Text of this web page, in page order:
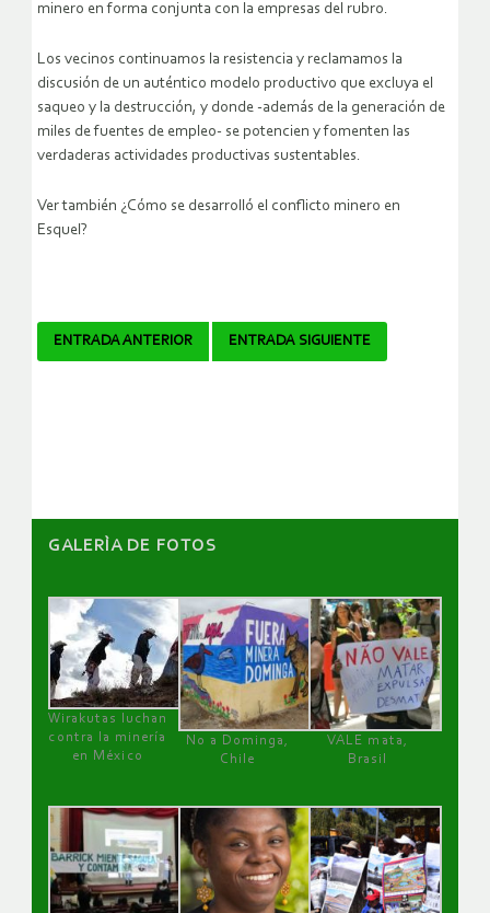
minero en forma conjunta con la empresas del rubro.
Los vecinos continuamos la resistencia y reclamamos la
discusión de un auténtico modelo productivo que excluya el
saqueo y la destrucción, y donde -además de la generación de
miles de fuentes de empleo- se potencien y fomenten las
verdaderas actividades productivas sustentables.
Ver también ¿Cómo se desarrolló el conflicto minero en
Esquel?
Navegador
ENTRADA ANTERIOR ENTRADA SIGUIENTE
GALERÌA DE FOTOS
Wirakutas luchan
contra la minería
en México
No a Dominga,
Chile
VALE mata,
Brasil